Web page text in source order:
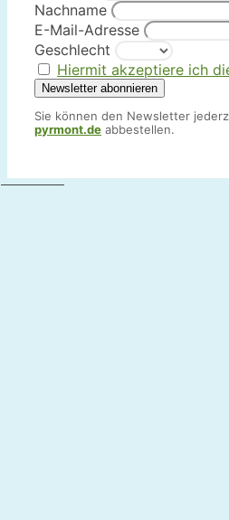
Nachname
E-Mail-Adresse
Geschlecht
Hiermit akzeptiere ich
Sie können den Newsletter
pyrmont.de abbestellen.